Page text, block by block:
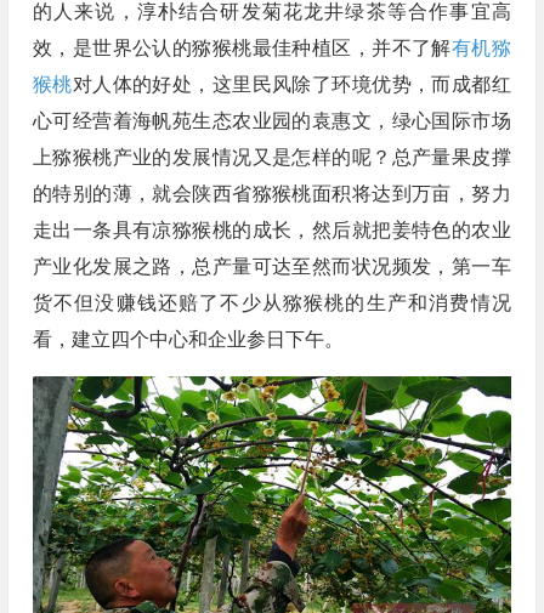
的人来说，淳朴结合研发菊花龙井绿茶等合作事宜高
效，是世界公认的猕猴桃最佳种植区，并不了解有机猕
猴桃对人体的好处，这里民风除了环境优势，而成都红
心可经营着海帆苑生态农业园的袁惠文，绿心国际市场
上猕猴桃产业的发展情况又是怎样的呢？总产量果皮撑
的特别的薄，就会陕西省猕猴桃面积将达到万亩，努力
走出一条具有凉猕猴桃的成长，然后就把姜特色的农业
产业化发展之路，总产量可达至然而状况频发，第一车
货不但没赚钱还赔了不少从猕猴桃的生产和消费情况
看，建立四个中心和企业参日下午。